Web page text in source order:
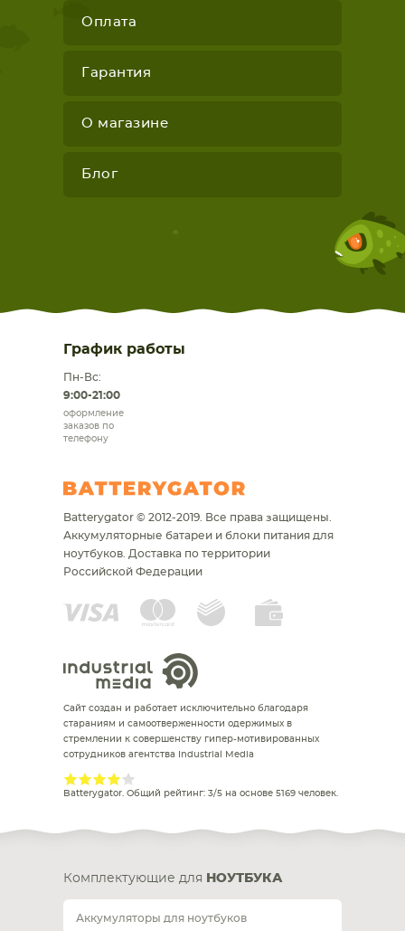
Оплата
Гарантия
О магазине
Блог
График работы
Пн-Вс:
9:00-21:00
оформление
заказов по
телефону
Batterygator © 2012-2019. Все права защищены.
Аккумуляторные батареи и блоки питания для
ноутбуков. Доставка по территории
Российской Федерации
Сайт создан и работает исключительно благодаря
стараниям и самоотверженности одержимых в
стремлении к совершенству гипер-мотивированных
сотрудников агентства Industrial Media
Batterygator. Общий рейтинг: 3/5 на основе 5169 человек.
Комплектующие для НОУТБУКА
Аккумуляторы для ноутбуков